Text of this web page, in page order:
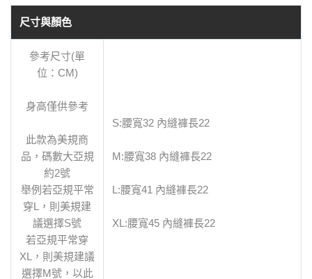
尺寸與顏色
參考尺寸(單
位：CM)
身高僅供參考
此款為美規商
品，碼數大亞規
約2號
舉例若亞規平常
穿L，則美規建
議選擇S號
若亞規平常穿
XL，則美規建議
選擇M號，以此
S:腰寬32 內縫褲長22
M:腰寬38 內縫褲長22
L:腰寬41 內縫褲長22
XL:腰寬45 內縫褲長22